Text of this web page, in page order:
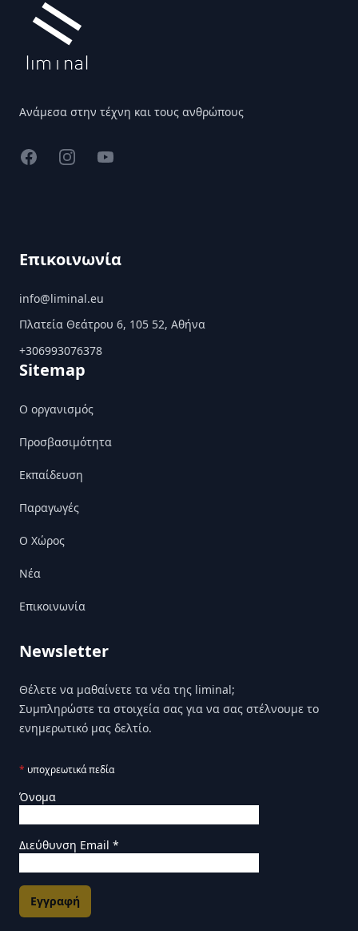
Ανάμεσα στην τέχνη και τους ανθρώπους
FacebookInstagramYouTube
Επικοινωνία
info@liminal.eu
Πλατεία Θεάτρου 6, 105 52, Αθήνα
+306993076378
Sitemap
Ο οργανισμός
Προσβασιμότητα
Εκπαίδευση
Παραγωγές
Ο Χώρος
Nέα
Επικοινωνία
Newsletter
Θέλετε να μαθαίνετε τα νέα της liminal;
Συμπληρώστε τα στοιχεία σας για να σας στέλνουμε το
ενημερωτικό μας δελτίο.
* υποχρεωτικά πεδία
Όνομα
Διεύθυνση Email *